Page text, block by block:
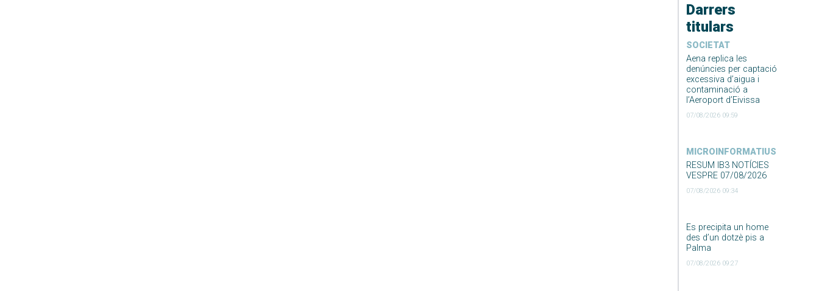
Darrers
titulars
SOCIETAT
Aena replica les
denúncies per captació
excessiva d’aigua i
contaminació a
l’Aeroport d’Eivissa
07/08/2026 09:59
MICROINFORMATIUS
RESUM IB3 NOTÍCIES
VESPRE 07/08/2026
07/08/2026 09:34
Es precipita un home
des d’un dotzè pis a
Palma
07/08/2026 09:27